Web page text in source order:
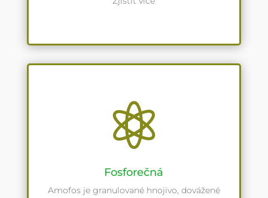

Fosforečná
Amofos je granulované hnojivo, dovážené